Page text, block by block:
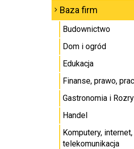
Baza firm
Budownictwo
Dom i ogród
Edukacja
Finanse, prawo,
Gastronomia i
Handel
Komputery, internet,
telekomunikacja